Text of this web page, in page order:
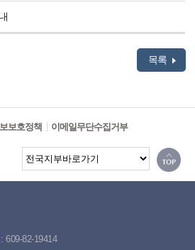
목록
보호정책 이메일무단수집거부
609-82-19414